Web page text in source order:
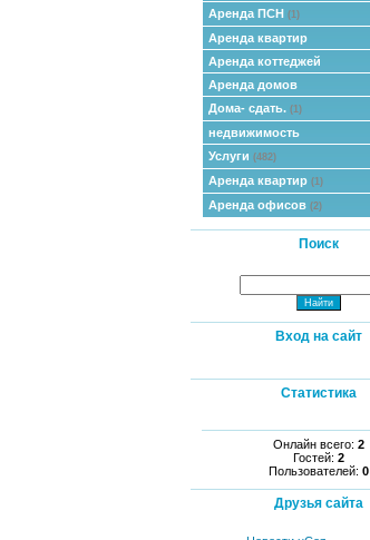
Аренда ПСН (1)
Аренда квартир
Аренда коттеджей
Аренда домов
Дома- сдать. (1)
недвижимость
Услуги (482)
Аренда квартир (1)
Аренда офисов (2)
Поиск
Вход на сайт
Статистика
Онлайн всего: 2
Гостей: 2
Пользователей: 0
Друзья сайта